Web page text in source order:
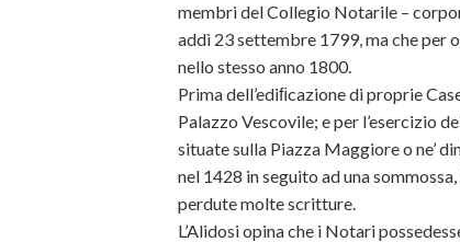
membri del Collegio Notarile –
addì 23 settembre 1799, ma che per
nello stesso anno 1800.
Prima dell’ediﬁcazione di proprie
Palazzo Vescovile; e per l’esercizio
situate sulla Piazza Maggiore o ne’
nel 1428 in seguito ad una
perdute molte scritture.
L’Alidosi opina che i Notari